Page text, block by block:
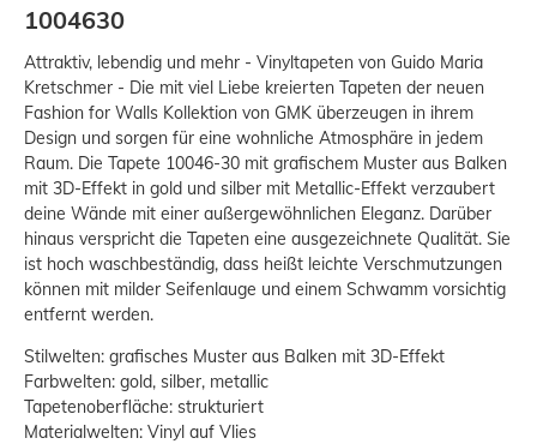
1004630
Attraktiv, lebendig und mehr - Vinyltapeten von Guido Maria
Kretschmer - Die mit viel Liebe kreierten Tapeten der neuen
Fashion for Walls Kollektion von GMK überzeugen in ihrem
Design und sorgen für eine wohnliche Atmosphäre in jedem
Raum. Die Tapete 10046-30 mit grafischem Muster aus Balken
mit 3D-Effekt in gold und silber mit Metallic-Effekt verzaubert
deine Wände mit einer außergewöhnlichen Eleganz. Darüber
hinaus verspricht die Tapeten eine ausgezeichnete Qualität. Sie
ist hoch waschbeständig, dass heißt leichte Verschmutzungen
können mit milder Seifenlauge und einem Schwamm vorsichtig
entfernt werden.
Stilwelten: grafisches Muster aus Balken mit 3D-Effekt
Farbwelten: gold, silber, metallic
Tapetenoberfläche: strukturiert
Materialwelten: Vinyl auf Vlies